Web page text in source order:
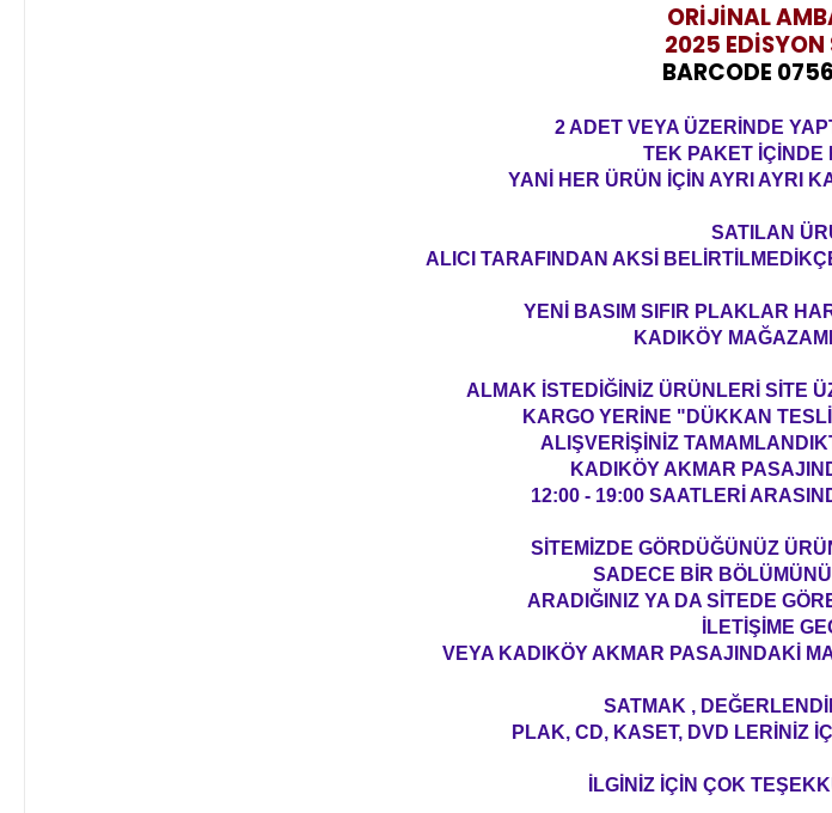
ORİJİNAL
2025 EDİSYON
BARCODE
2 ADET VEYA ÜZERİNDE
TEK PAKET İÇİNDE
YANİ HER ÜRÜN İÇİN AYRI AYRI
SATILAN
ALICI TARAFINDAN AKSİ
YENİ BASIM SIFIR PLAKLAR
KADIKÖY
ALMAK İSTEDİĞİNİZ ÜRÜNLERİ SİTE
KARGO YERİNE "DÜKKAN
ALIŞVERİŞİNİZ
KADIKÖY AKMAR
12:00 - 19:00 SAATLERİ
SİTEMİZDE GÖRDÜĞÜNÜZ
SADECE BİR
ARADIĞINIZ YA DA SİTEDE
İLETİŞİME
VEYA KADIKÖY AKMAR PASAJINDAKİ
SATMAK ,
PLAK, CD, KASET, DVD LERİNİZ
İLGİNİZ İÇİN ÇOK